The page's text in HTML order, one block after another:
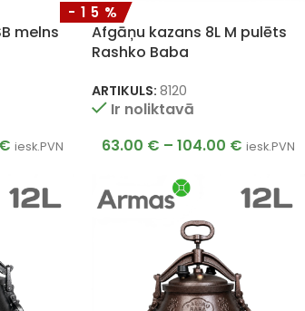
melns
€ iesk.PVN
-15%
Afgāņu kazans 8L M pulēts
Rashko Baba
ARTIKULS: 8120
Ir noliktavā
63.00 € – 104.00 € iesk.PVN